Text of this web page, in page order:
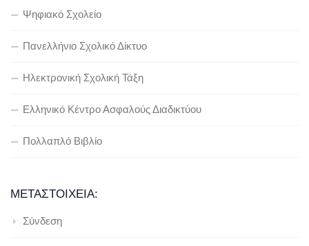
Ψηφιακό Σχολείο
Πανελλήνιο Σχολικό Δίκτυο
Ηλεκτρονική Σχολική Τάξη
Ελληνικό Κέντρο Ασφαλούς Διαδικτύου
Πολλαπλό Βιβλίο
ΜΕΤΑΣΤΟΙΧΕΊΑ:
Σύνδεση